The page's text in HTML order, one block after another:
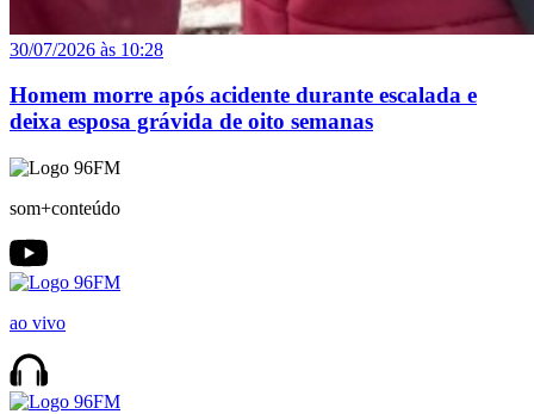
30/07/2026 às 10:28
Homem morre após acidente durante escalada e
deixa esposa grávida de oito semanas
som+conteúdo
ao vivo